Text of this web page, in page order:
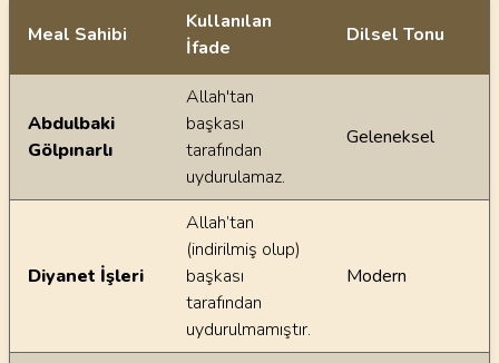
Ayetin meallerindeki dilsel farklılıklar
Meal Sahibi
Kullanılan
İfade
Dilsel Tonu
Abdulbaki
Gölpınarlı
Allah'tan
başkası
tarafından
uydurulamaz.
Geleneksel
Diyanet İşleri
Allah’tan
(indirilmiş olup)
başkası
tarafından
uydurulmamıştır.
Modern